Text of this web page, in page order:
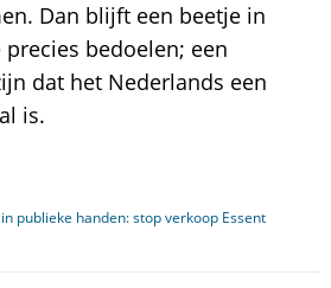
Dan blijft een beetje in
bedoelen; een
dat het Nederlands een
is.
publieke handen: stop verkoop Essent